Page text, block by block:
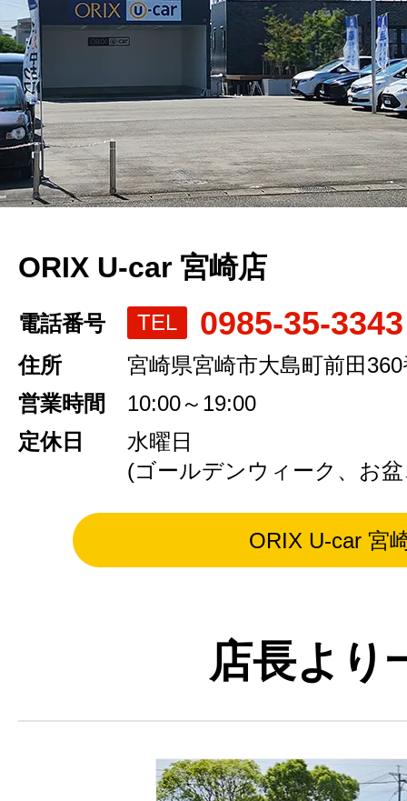
ORIX U-car 宮崎店
電話番号 TEL 0985-35-3343
住所
宮崎県宮崎市大島町前田
営業時間
10:00～19:00
定休日
水曜日
(ゴールデンウィーク、お
ORIX U-car 宮
店長より